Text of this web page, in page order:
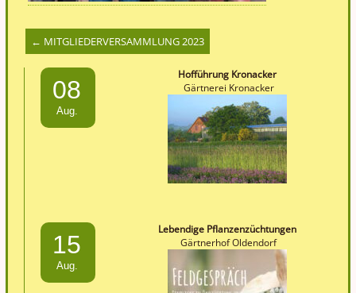
← MITGLIEDERVERSAMMLUNG 2023
08
Aug.
Hofführung Kronacker
Gärtnerei Kronacker
15
Aug.
Lebendige Pflanzenzüchtungen
Gärtnerhof Oldendorf